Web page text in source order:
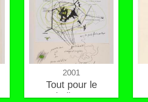
2001
Tout pour le
challenge